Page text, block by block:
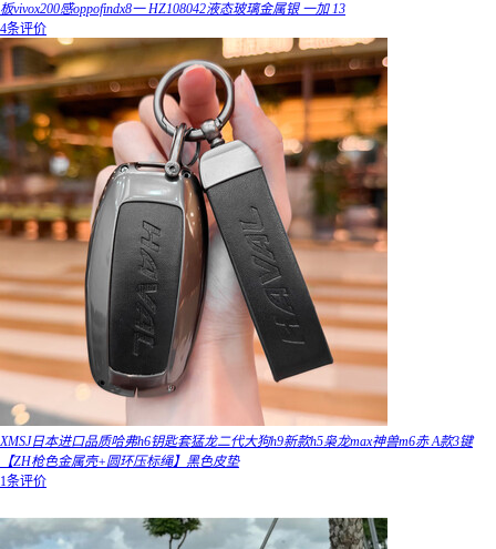
板vivox200感oppofindx8一 HZ108042液态玻璃金属银 一加 13
4条评价
XMSJ日本进口品质哈弗h6钥匙套猛龙二代大狗h9新款h5枭龙max神兽m6赤 A款3键
【ZH枪色金属壳+圆环压标绳】黑色皮垫
1条评价